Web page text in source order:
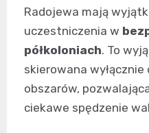
Radojewa mają
uczestniczenia w
półkoloniach. To
skierowana
obszarów,
ciekawe spędzenie